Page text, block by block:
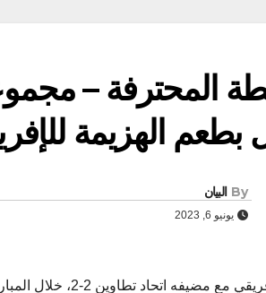
المحترفة –
بطعم الهزيمة
By البيان
يونيو 6, 2023
تعادل الإفريقي